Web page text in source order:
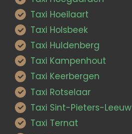
Taxi Hoeilaart
Taxi Holsbeek
Taxi Huldenberg
Taxi Kampenhout
Taxi Keerbergen
Taxi Rotselaar
Taxi Sint-Pieters-Leeuw
Taxi Ternat